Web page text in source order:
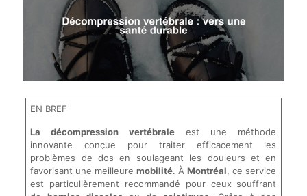
EN BREF
La décompression vertébrale est une méthode
innovante conçue pour traiter efficacement les
problèmes de dos en soulageant les douleurs et en
favorisant une meilleuremobilité. ÀMontréal, ce service
est particulièrement recommandé pour ceux souffrant